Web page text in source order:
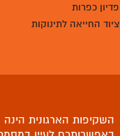
פדיון כפרות
ציוד החייאה לתינוקות
השקיפות הארגונית